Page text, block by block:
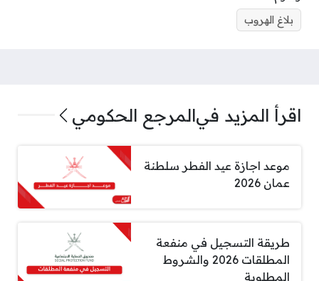
بلاغ الهروب
اقرأ المزيد فيالمرجع الحكومي
موعد اجازة عيد الفطر سلطنة
عمان 2026
طريقة التسجيل في منفعة
المطلقات 2026 والشروط
المطلوبة